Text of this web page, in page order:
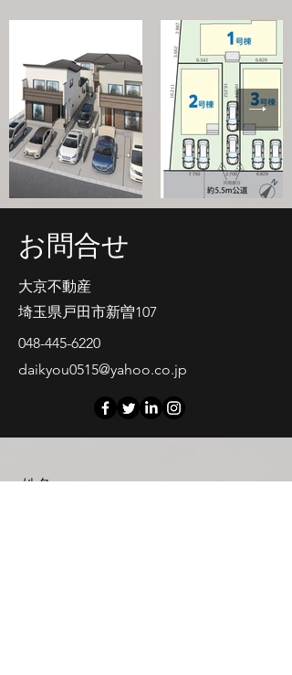
​お問合せ
大京不動産
​埼玉県戸田市新曽107
048-445-6220
daikyou0515@yahoo.co.jp
姓名